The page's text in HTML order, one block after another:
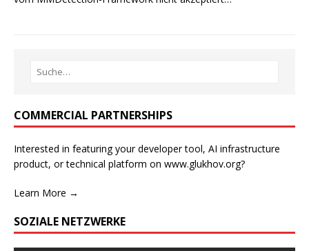
COMMERCIAL PARTNERSHIPS
Interested in featuring your developer tool, AI infrastructure
product, or technical platform on www.glukhov.org?
Learn More →
SOZIALE NETZWERKE